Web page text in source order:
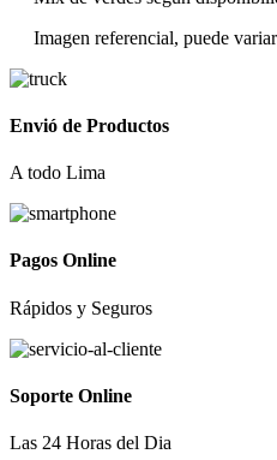
Imagen referencial, puede
Envió de Productos
A todo Lima
Pagos Online
Rápidos y Seguros
Soporte Online
Las 24 Horas del Dia